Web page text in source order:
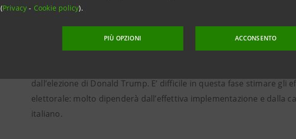
(Privacy- Cookie policy).
PIÙ OPZIONI ACCONSENTO
trarre beneficio soprattutto i distretti specializzati in beni di
Si tratta di unoscenario complesso, caratterizzato anche da
alle porte dell’Europa, alle forti tensioni geopolitiche
dall’elezione di Donald Trump. E’ difficile in questa fase stimare
elettorale: molto dipenderà dall’effettiva implementazione e dalla
italiano.